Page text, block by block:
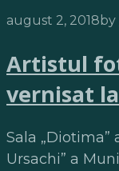
august 2, 2018 by
Artistul
vernisat
Sala „Diotima”
Ursachi” a